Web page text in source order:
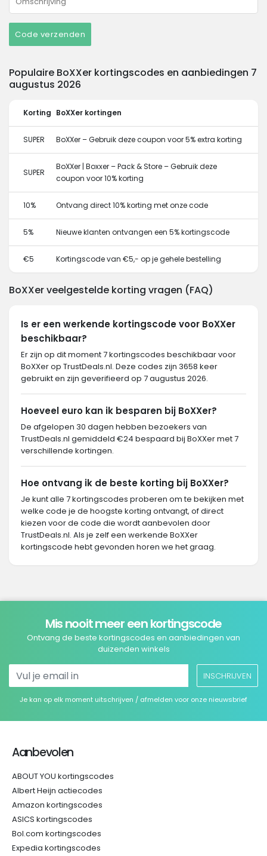
Code verzenden
Populaire BoXXer kortingscodes en aanbiedingen 7
augustus 2026
Korting BoXXer kortingen
SUPER BoXXer – Gebruik deze coupon voor 5% extra korting
SUPER
BoXXer | Boxxer – Pack & Store – Gebruik deze
coupon voor 10% korting
10% Ontvang direct 10% korting met onze code
5% Nieuwe klanten ontvangen een 5% kortingscode
€5 Kortingscode van €5,- op je gehele bestelling
BoXXer veelgestelde korting vragen (FAQ)
Is er een werkende kortingscode voor BoXXer
beschikbaar?
Er zijn op dit moment 7 kortingscodes beschikbaar voor
BoXXer op TrustDeals.nl. Deze codes zijn 3658 keer
gebruikt en zijn geverifieerd op 7 augustus 2026.
Hoeveel euro kan ik besparen bij BoXXer?
De afgelopen 30 dagen hebben bezoekers van
TrustDeals.nl gemiddeld €24 bespaard bij BoXXer met 7
verschillende kortingen.
Hoe ontvang ik de beste korting bij BoXXer?
Je kunt alle 7 kortingscodes proberen om te bekijken met
welke code je de hoogste korting ontvangt, of direct
kiezen voor de code die wordt aanbevolen door
TrustDeals.nl. Als je zelf een werkende BoXXer
kortingscode hebt gevonden horen we het graag.
Mis nooit meer een kortingscode
Ontvang de beste kortingscodes en aanbiedingen van
duizenden winkels
INSCHRIJVEN
Je kan op elk moment uitschrijven / afmelden voor onze nieuwsbrief
Aanbevolen
ABOUT YOU kortingscodes
Albert Heijn actiecodes
Amazon kortingscodes
ASICS kortingscodes
Bol.com kortingscodes
Expedia kortingscodes